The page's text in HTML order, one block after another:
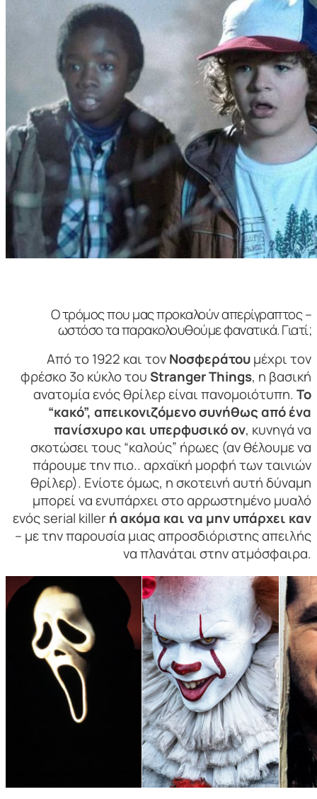
Ο τρόμος που μας προκαλούν απερίγραπτος –
ωστόσο τα παρακολουθούμε φανατικά. Γιατί;
Από το 1922 και τονΝοσφεράτουμέχρι τον
φρέσκο 3ο κύκλο τουStranger Things, η βασική
ανατομία ενός θρίλερ είναι πανομοιότυπη.Το
“κακό”, απεικονιζόμενο συνήθως από ένα
πανίσχυρο και υπερφυσικό ον, κυνηγά να
σκοτώσει τους “καλούς” ήρωες (αν θέλουμε να
πάρουμε την πιο.. αρχαϊκή μορφή των ταινιών
θρίλερ). Ενίοτε όμως, η σκοτεινή αυτή δύναμη
μπορεί να ενυπάρχει στο αρρωστημένο μυαλό
ενός serial killerή ακόμα και να μην υπάρχει καν
– με την παρουσία μιας απροσδιόριστης απειλής
να πλανάται στην ατμόσφαιρα.